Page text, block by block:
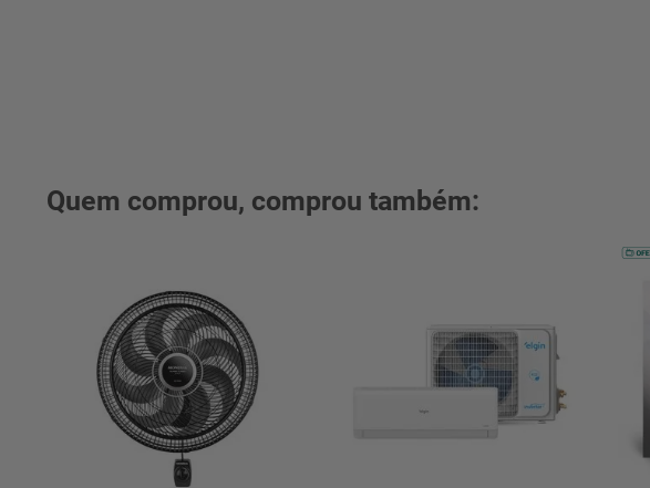
Quem comprou, comprou também: